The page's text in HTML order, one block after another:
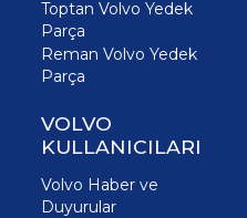
Toptan Volvo Yedek
Parça
Reman Volvo Yedek
Parça
VOLVO
KULLANICILARI
Volvo Haber ve
Duyurular